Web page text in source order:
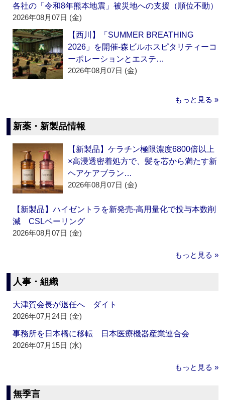
各社の「令和8年熊本地震」被災地への支援（順位不動）
2026年08月07日 (金)
【西川】「SUMMER BREATHING
2026」を開催‐森ビルホスピタリティーコ
ーポレーションとエステ…
2026年08月07日 (金)
もっと見る »
新薬・新製品情報
【新製品】ケラチン極限濃度6800倍以上
×高浸透密着処方で、髪を芯から満たす新
ヘアケアブラン…
2026年08月07日 (金)
【新製品】ハイゼントラを新発売‐高用量化で投与本数削
減 CSLベーリング
2026年08月07日 (金)
もっと見る »
人事・組織
大津賀会長が退任へ ダイト
2026年07月24日 (金)
事務所を日本橋に移転 日本医療機器産業連合会
2026年07月15日 (水)
もっと見る »
無季言